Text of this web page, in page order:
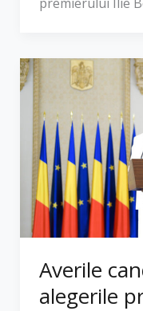
Averile
alegerile